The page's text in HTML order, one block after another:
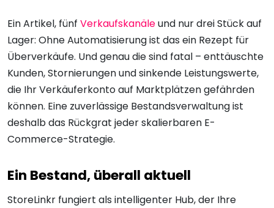
Ein Artikel, fünf Verkaufskanäleund nur drei Stück auf
Lager: Ohne Automatisierung ist das ein Rezept für
Überverkäufe. Und genau die sind fatal – enttäuschte
Kunden, Stornierungen und sinkende Leistungswerte,
die Ihr Verkäuferkonto auf Marktplätzen gefährden
können. Eine zuverlässige Bestandsverwaltung ist
deshalb das Rückgrat jeder skalierbaren E-
Commerce-Strategie.
Ein Bestand, überall aktuell
StoreLinkr fungiert als intelligenter Hub, der Ihre